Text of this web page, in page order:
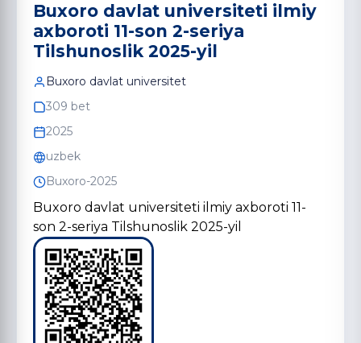
Buxoro davlat universiteti ilmiy
axboroti 11-son 2-seriya
Tilshunoslik 2025-yil
Buxoro davlat universitet
309 bet
2025
uzbek
Buxoro-2025
Buxoro davlat universiteti ilmiy axboroti 11-
son 2-seriya Tilshunoslik 2025-yil